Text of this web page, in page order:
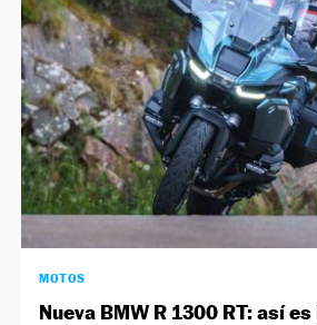
MOTOS
Nueva BMW R 1300 RT: así